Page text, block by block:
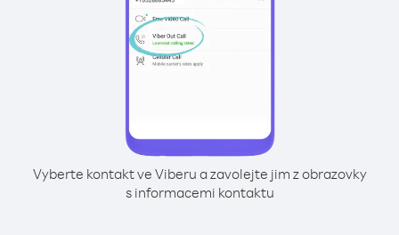
Vyberte kontakt ve Viberu a zavolejte jim z obrazovky
s informacemi kontaktu